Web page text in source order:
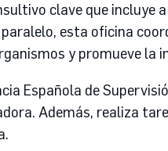
clave que incluye
esta oficina
y promueve la
Española de
Además, realiza